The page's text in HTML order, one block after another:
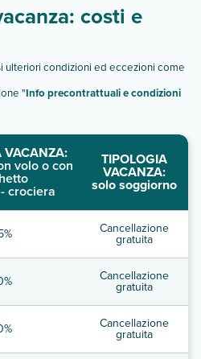
costi e
ulteriori condizioni ed eccezioni come
"Info precontrattuali e condizioni
VACANZA:
volo o con
crociera
TIPOLOGIA
VACANZA:
solo soggiorno
Cancellazione
gratuita
Cancellazione
gratuita
Cancellazione
gratuita